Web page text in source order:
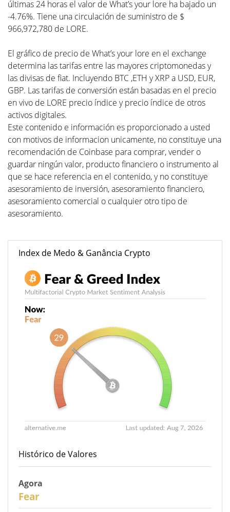
últimas 24 horas el valor de What’s your lore ha bajado un
-4.76%. Tiene una circulación de suministro de $
966,972,780 de LORE.
El gráfico de precio de What’s your lore en el exchange
determina las tarifas entre las mayores criptomonedas y
las divisas de fiat. Incluyendo BTC ,ETH y XRP a USD, EUR,
GBP. Las tarifas de conversión están basadas en el precio
en vivo de LORE precio índice y precio índice de otros
activos digitales.
Este contenido e información es proporcionado a usted
con motivos de informacion unicamente, no constituye una
recomendación de Coinbase para comprar, vender o
guardar ningún valor, producto financiero o instrumento al
que se hace referencia en el contenido, y no constituye
asesoramiento de inversión, asesoramiento financiero,
asesoramiento comercial o cualquier otro tipo de
asesoramiento.
Index de Medo & Ganância Crypto
Histórico de Valores
Agora
Fear